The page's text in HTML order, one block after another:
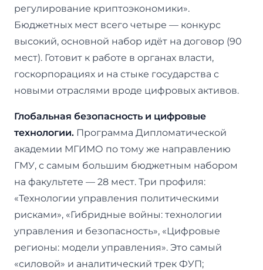
регулирование криптоэкономики».
Бюджетных мест всего четыре — конкурс
высокий, основной набор идёт на договор (90
мест). Готовит к работе в органах власти,
госкорпорациях и на стыке государства с
новыми отраслями вроде цифровых активов.
Глобальная безопасность и цифровые
технологии. Программа Дипломатической
академии МГИМО по тому же направлению
ГМУ, с самым большим бюджетным набором
на факультете — 28 мест. Три профиля:
«Технологии управления политическими
рисками», «Гибридные войны: технологии
управления и безопасность», «Цифровые
регионы: модели управления». Это самый
«силовой» и аналитический трек ФУП;